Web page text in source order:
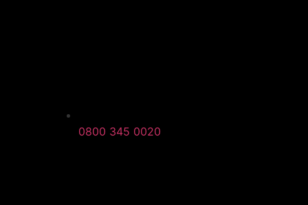
0800 345 0020